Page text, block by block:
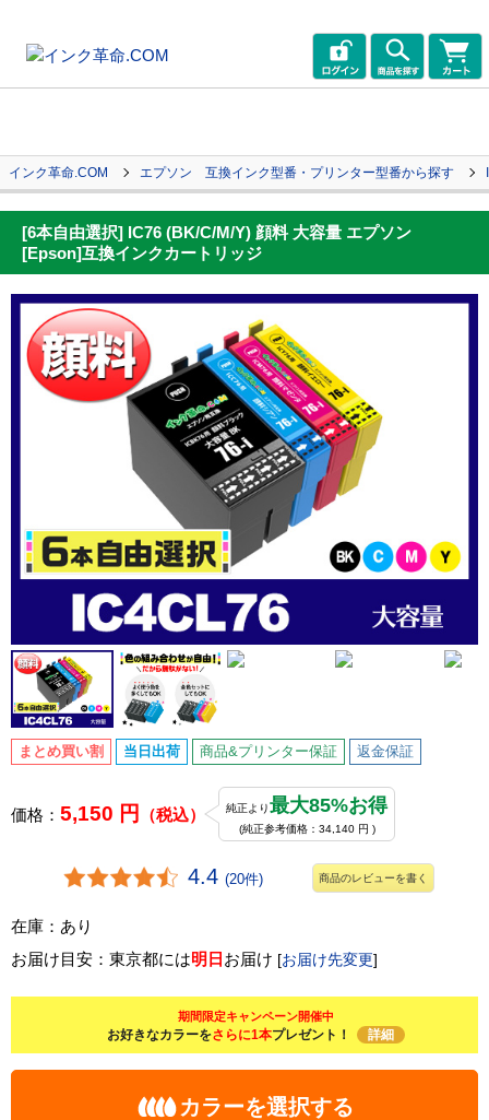
インク革命.COM エプソン 互換インク型番・プリンター型番から探す
[6本自由選択] IC76 (BK/C/M/Y) 顔料 大容量 エプソン
[Epson]互換インクカートリッジ
まとめ買い割 当日出荷 商品&プリンター保証 返金保証
価格： 5,150 円 （税込） 純正より最大85%お得
(純正参考価格：34,140 円 )
4.4 (20件) 商品のレビューを書く
在庫：あり
お届け目安：東京都には明日 お届け [お届け先変更]
期間限定キャンペーン開催中
お好きなカラーをさらに1本プレゼント！ 詳細
カラーを選択する